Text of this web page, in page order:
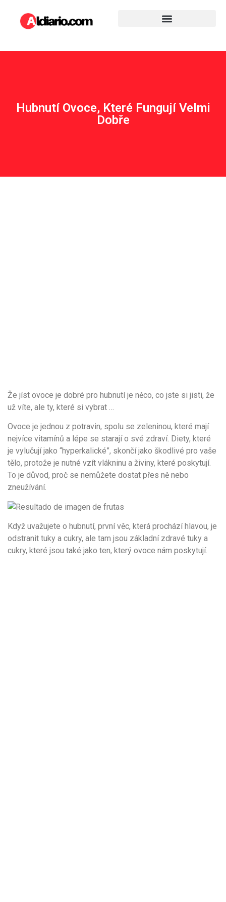
Hubnutí Ovoce, Které Fungují Velmi
Dobře
Že jíst ovoce je dobré pro hubnutí je něco, co jste si jisti, že
už víte, ale ty, které si vybrat …
Ovoce je jednou z potravin, spolu se zeleninou, které mají
nejvíce vitamínů a lépe se starají o své zdraví. Diety, které
je vylučují jako “hyperkalické”, skončí jako škodlivé pro vaše
tělo, protože je nutné vzít vlákninu a živiny, které poskytují.
To je důvod, proč se nemůžete dostat přes ně nebo
zneužívání.
Když uvažujete o hubnutí, první věc, která prochází hlavou, je
odstranit tuky a cukry, ale tam jsou základní zdravé tuky a
cukry, které jsou také jako ten, který ovoce nám poskytují.